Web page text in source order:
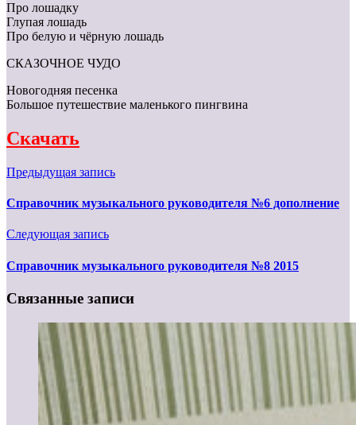
Про лошадку
Глупая лошадь
Про белую и чёрную лошадь
СКАЗОЧНОЕ ЧУДО
Новогодняя песенка
Большое путешествие маленького пингвина
Скачать
Предыдущая запись
Справочник музыкального руководителя №6 дополнение
Следующая запись
Справочник музыкального руководителя №8 2015
Связанные записи